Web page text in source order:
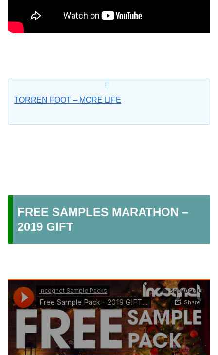
TORREN FOOT – MORE LIFE
FREE SAMPLES MARATHON –
2019 GIFT